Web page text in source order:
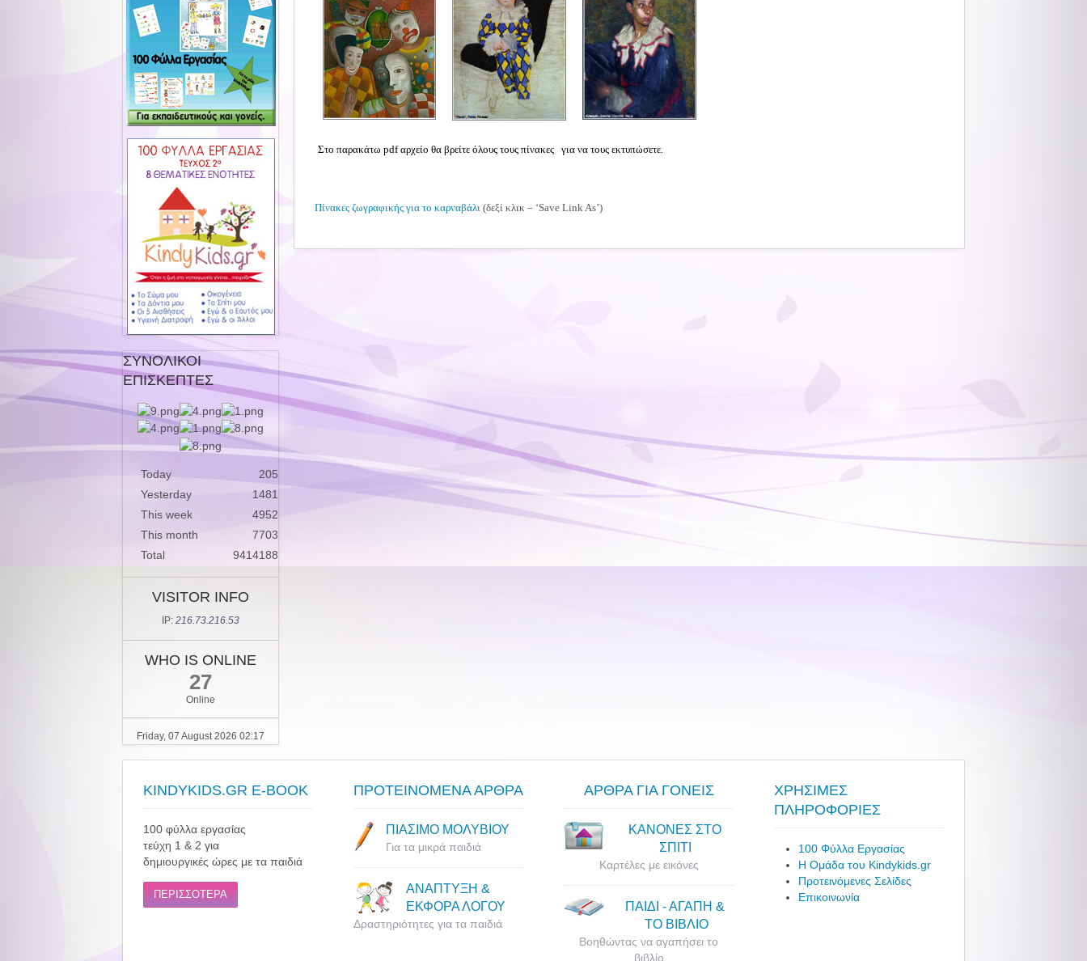
Στο παρακάτω pdf αρχείο θα βρείτε όλους τους πίνακες για να τους εκτυπώσετε.
Πίνακες ζωγραφικής για το καρναβάλι (δεξί κλικ – ‘Save Link As’)
ΣΥΝΟΛΙΚΟΙ
ΕΠΙΣΚΕΠΤΕΣ
Today
205
Yesterday
1481
This week
4952
This month
7703
Total
9414188
VISITOR INFO
IP: 216.73.216.53
WHO IS ONLINE
27
Online
Friday, 07 August 2026 02:17
KINDYKIDS.GR E-BOOK
100 φύλλα εργασίας
τεύχη 1 & 2 για
δημιουργικές ώρες με τα παιδιά
ΠΕΡΙΣΣΟΤΕΡΑ
ΠΡΟΤΕΙΝΟΜΕΝΑ ΑΡΘΡΑ
ΠΙΑΣΙΜΟ ΜΟΛΥΒΙΟΥ
Για τα μικρά παιδιά
ΑΝΑΠΤΥΞΗ &
ΕΚΦΟΡΑ ΛΟΓΟΥ
Δραστηριότητες για τα παιδιά
ΑΡΘΡΑ ΓΙΑ ΓΟΝΕΙΣ
ΚΑΝΟΝΕΣ ΣΤΟ
ΣΠΙΤΙ
Καρτέλες με εικόνες
ΠΑΙΔΙ - ΑΓΑΠΗ &
ΤΟ ΒΙΒΛΙΟ
Βοηθώντας να αγαπήσει το
βιβλίο
ΧΡΗΣΙΜΕΣ
ΠΛΗΡΟΦΟΡΙΕΣ
100 Φύλλα Εργασίας
Η Ομάδα του Kindykids.gr
Προτεινόμενες Σελίδες
Επικοινωνία